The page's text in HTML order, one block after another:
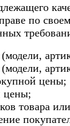
по
цены;
цены;
товара или